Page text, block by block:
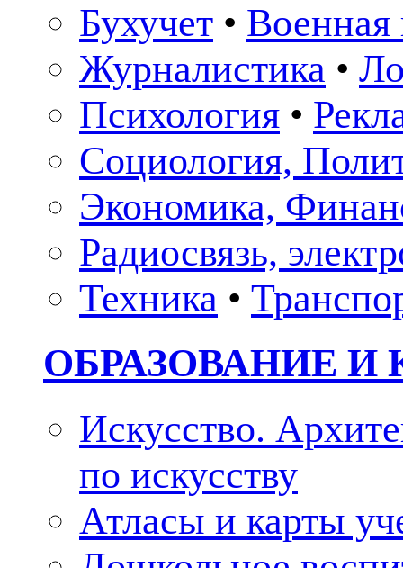
Бухучет • Военная
Журналистика •
Психология •
Социология,
Экономика,
Радиосвязь,
Техника •
ОБРАЗОВАНИЕ И
Искусство.
по искусству
Атласы и карты